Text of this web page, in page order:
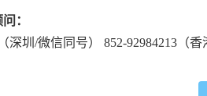
：
深圳/微信同号） 852-92984213（香